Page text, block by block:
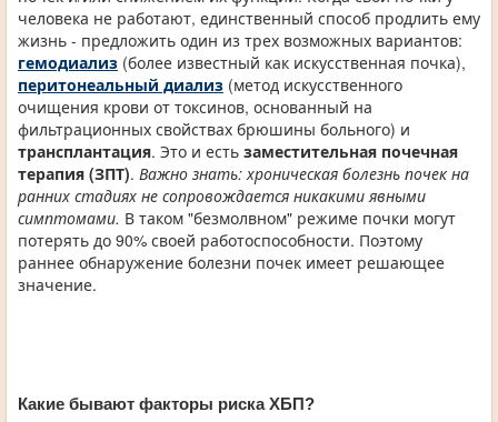
человека не работают, единственный способ продлить ему
жизнь - предложить один из трех возможных вариантов:
гемодиализ (более известный как искусственная почка),
перитонеальный диализ (метод искусственного
очищения крови от токсинов, основанный на
фильтрационных свойствах брюшины больного) и
трансплантация. Это и есть заместительная почечная
терапия (ЗПТ). Важно знать: хроническая болезнь почек на
ранних стадиях не сопровождается никакими явными
симптомами. В таком "безмолвном" режиме почки могут
потерять до 90% своей работоспособности. Поэтому
раннее обнаружение болезни почек имеет решающее
значение.
Какие бывают факторы риска ХБП?